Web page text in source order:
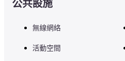
公共設施
無線網絡
活動空間